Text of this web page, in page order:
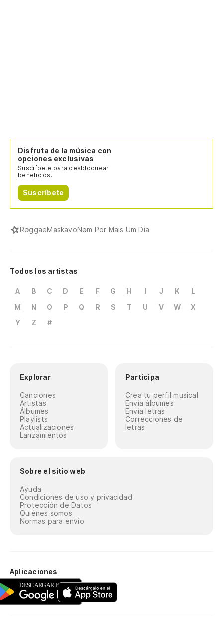
Disfruta de la música con
opciones exclusivas
Suscríbete para desbloquear
beneficios.
Suscríbete
ReggaeMaskavoNem Por Mais Um Dia
Todos los artistas
A B C D E F G H I J K
L
M
N O P Q R S T U V W
X
Y
Z #
Explorar
Canciones
Artistas
Álbumes
Playlists
Actualizaciones
Lanzamientos
Participa
Crea tu perfil musical
Envía álbumes
Envía letras
Correcciones de
letras
Sobre el sitio web
Ayuda
Condiciones de uso y privacidad
Protección de Datos
Quiénes somos
Normas para envío
Aplicaciones